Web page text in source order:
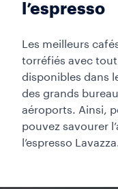
l’espresso
Les meilleurs
torréfiés avec tout
disponibles dans
des grands
aéroports. Ainsi,
pouvez savourer
l’espresso